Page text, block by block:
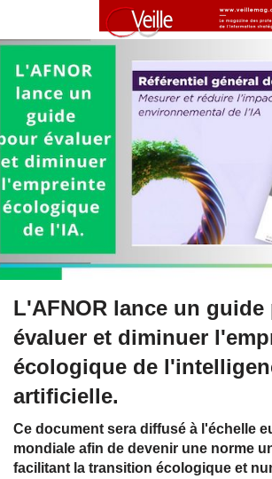
L'AFNOR lance un guide
évaluer et diminuer
écologique de
artificielle.
Ce document sera diffusé à l'échelle
mondiale afin de devenir une norme
facilitant la transition écologique et